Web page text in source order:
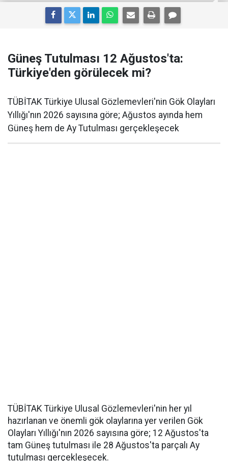
Güneş Tutulması 12 Ağustos'ta:
Türkiye'den görülecek mi?
TÜBİTAK Türkiye Ulusal Gözlemevleri'nin Gök Olayları
Yıllığı'nın 2026 sayısına göre; Ağustos ayında hem
Güneş hem de Ay Tutulması gerçekleşecek
TÜBİTAK Türkiye Ulusal Gözlemevleri'nin her yıl
hazırlanan ve önemli gök olaylarına yer verilen Gök
Olayları Yıllığı'nın 2026 sayısına göre; 12 Ağustos'ta
tam Güneş tutulması ile 28 Ağustos'ta parçalı Ay
tutulması gerçekleşecek.